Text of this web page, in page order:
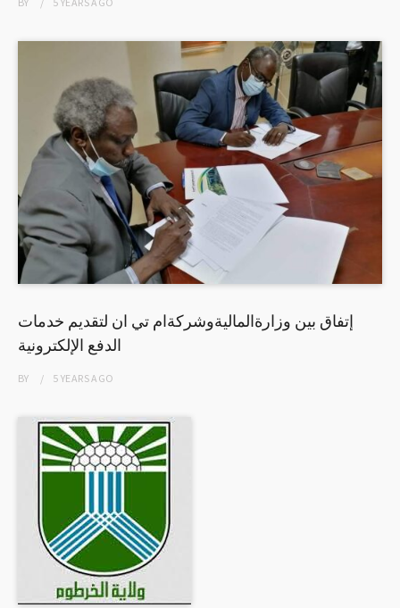
إتفاق بين وزارةالماليةوشركةام تي ان لتقديم خدمات
الدفع الإلكترونية
BY 5 YEARSAGO